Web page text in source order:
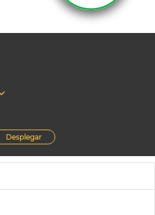
Desplegar